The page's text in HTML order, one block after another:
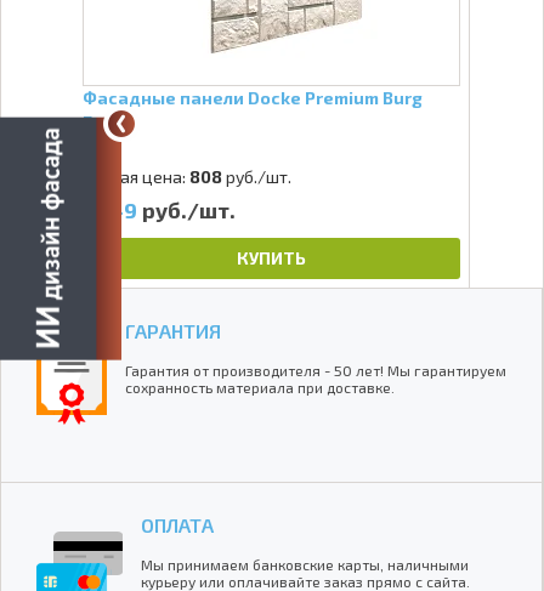
Фасадные панели Docke Premium Burg
Белый
Старая цена: 808руб./шт.
649 руб./шт.
КУПИТЬ
ГАРАНТИЯ
Гарантия от производителя - 50 лет! Мы гарантируем
сохранность материала при доставке.
ОПЛАТА
Мы принимаем банковские карты, наличными
курьеру или оплачивайте заказ прямо с сайта.